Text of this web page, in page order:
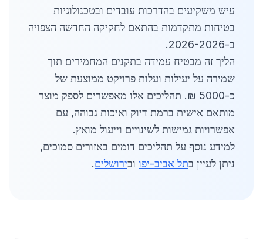
עיש משקיעים בהדרכות עובדים ובטכנולוגיות
בטיחות מתקדמות בהתאם לחקיקה החדשה הצפויה
ב-2026-2026.
הליך זה מבטיח עמידה בתקנים המחמירים תוך
שמירה על יעילות ועלות פרויקט ממוצעת של
כ-5000 ₪. תהליכים אלו מאפשרים לספק מוצר
מותאם אישית ברמת דיוק ואיכות גבוהה, עם
אפשרויות גמישות לשינויים וייעול מואץ.
למידע נוסף על תהליכים דומים באזורים סמוכים,
ניתן לעיין בתל אביב-יפו ובירושלים.